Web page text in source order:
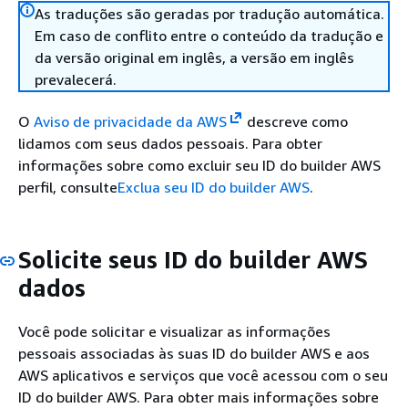
As traduções são geradas por tradução automática.
Em caso de conflito entre o conteúdo da tradução e
da versão original em inglês, a versão em inglês
prevalecerá.
O Aviso de privacidade da AWS
descreve como
lidamos com seus dados pessoais. Para obter
informações sobre como excluir seu ID do builder AWS
perfil, consulteExclua seu ID do builder AWS.
Solicite seus ID do builder AWS
dados
Você pode solicitar e visualizar as informações
pessoais associadas às suas ID do builder AWS e aos
AWS aplicativos e serviços que você acessou com o seu
ID do builder AWS. Para obter mais informações sobre